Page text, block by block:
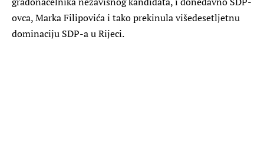
ovca, Marka Filipovića i tako prekinula višedesetljetnu
dominaciju SDP-a u Rijeci.